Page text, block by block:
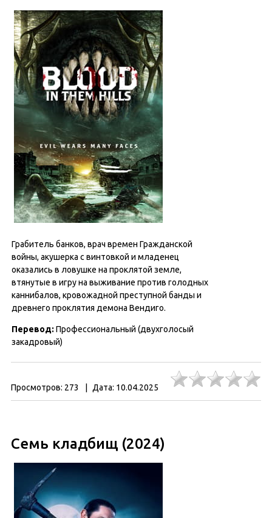
Грабитель банков, врач времен Гражданской
войны, акушерка с винтовкой и младенец
оказались в ловушке на проклятой земле,
втянутые в игру на выживание против голодных
каннибалов, кровожадной преступной банды и
древнего проклятия демона Вендиго.
Перевод: Профессиональный (двухголосый
закадровый)
Просмотров: 273 Дата: 10.04.2025
Семь кладбищ (2024)